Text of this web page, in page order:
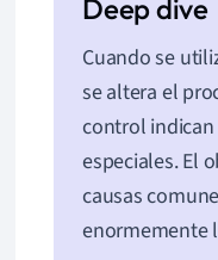
Cuando se
se altera el
control indican
especiales. El
causas
enormemente